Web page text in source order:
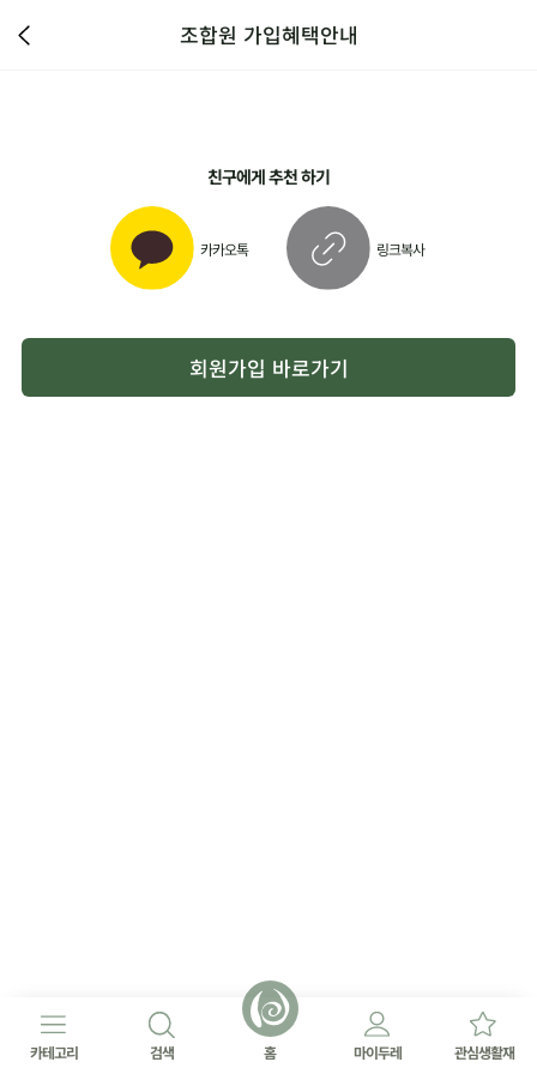
조합원 가입혜택안내
친구에게 추천 하기
카카오톡 링크복사
회원가입 바로가기
카테고리 검색 홈 마이두레 관심생활재